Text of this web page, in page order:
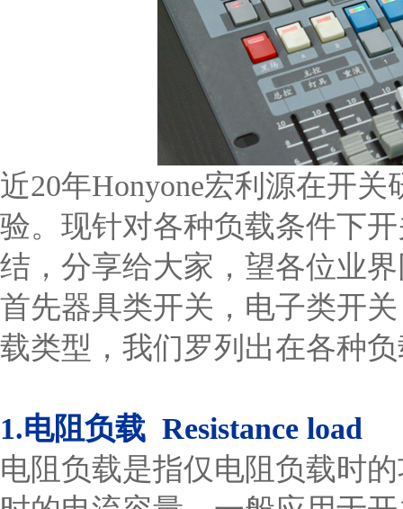
近20年Honyone宏利源在开
验。现针对各种负载条件下
结，分享给大家，望各位业
首先器具类开关，电子类开
载类型，我们罗列出在各种
1.电阻负载 Resistance load
电阻负载是指仅电阻负载时